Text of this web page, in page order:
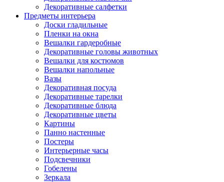
Декоративные салфетки
Предметы интерьера
Доски гладильные
Пленки на окна
Вешалки гардеробные
Декоративные головы животных
Вешалки для костюмов
Вешалки напольные
Вазы
Декоративная посуда
Декоративные тарелки
Декоративные блюда
Декоративные цветы
Картины
Панно настенные
Постеры
Интерьерные часы
Подсвечники
Гобелены
Зеркала